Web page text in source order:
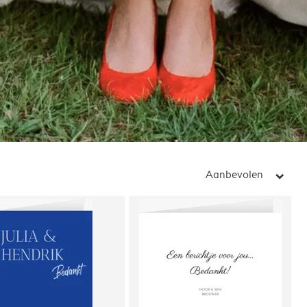
Aanbevolen arrow_right